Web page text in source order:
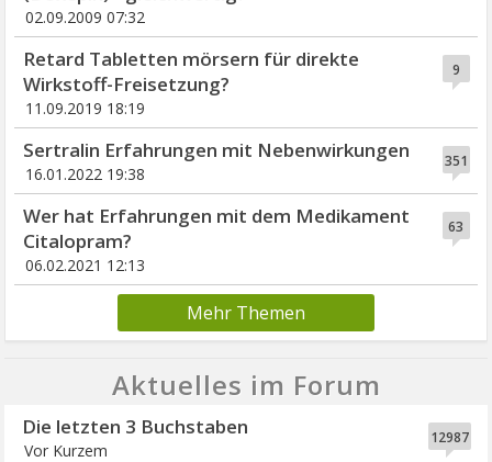
02.09.2009 07:32
9
Retard Tabletten mörsern für direkte
Wirkstoff-Freisetzung?
11.09.2019 18:19
351
Sertralin Erfahrungen mit Nebenwirkungen
16.01.2022 19:38
63
Wer hat Erfahrungen mit dem Medikament
Citalopram?
06.02.2021 12:13
Mehr Themen
Aktuelles im Forum
12987
Die letzten 3 Buchstaben
Vor Kurzem